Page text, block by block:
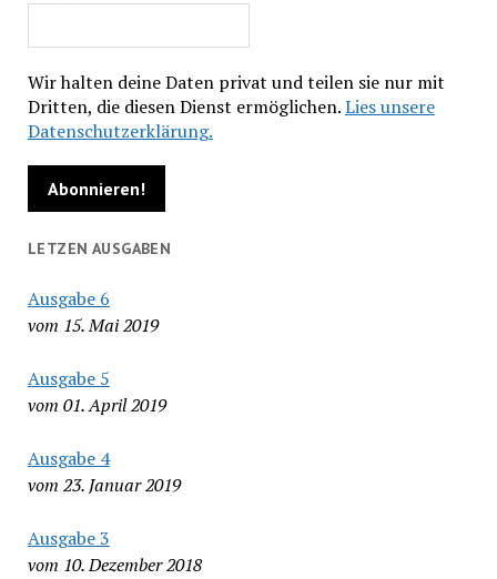
Wir halten deine Daten privat und teilen sie nur mit
Dritten, die diesen Dienst ermöglichen.Lies unsere
Datenschutzerklärung.
LETZEN AUSGABEN
Ausgabe 6
vom 15. Mai 2019
Ausgabe 5
vom 01. April 2019
Ausgabe 4
vom 23. Januar 2019
Ausgabe 3
vom 10. Dezember 2018